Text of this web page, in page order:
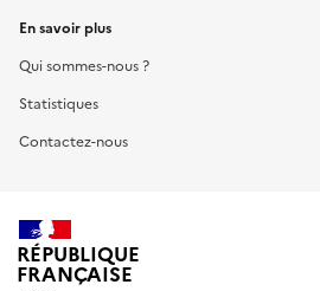
En savoir plus
Qui sommes-nous ?
Statistiques
Contactez-nous
RÉPUBLIQUE
FRANÇAISE